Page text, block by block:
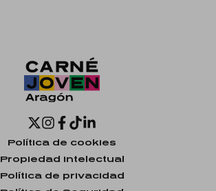
Política de cookies
Propiedad intelectual
Política de privacidad